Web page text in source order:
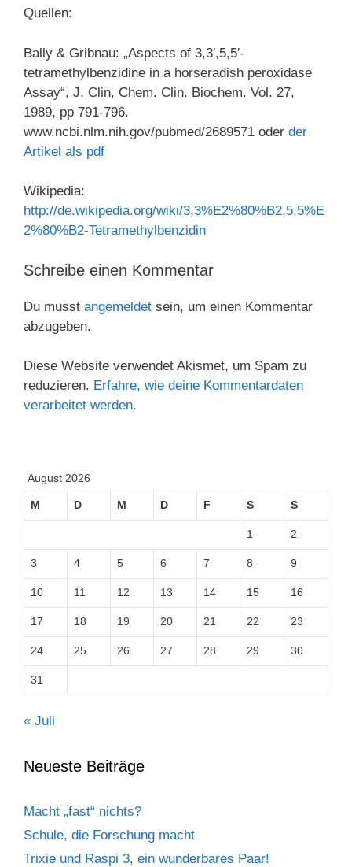
Quellen:
Bally & Gribnau: „Aspects of 3,3′,5,5′-
tetramethylbenzidine in a horseradish peroxidase
Assay“, J. Clin, Chem. Clin. Biochem. Vol. 27,
1989, pp 791-796.
www.ncbi.nlm.nih.gov/pubmed/2689571 oder der
Artikel als pdf
Wikipedia:
http://de.wikipedia.org/wiki/3,3%E2%80%B2,5,5%E
2%80%B2-Tetramethylbenzidin
Schreibe einen Kommentar
Du musst angemeldet sein, um einen Kommentar
abzugeben.
Diese Website verwendet Akismet, um Spam zu
reduzieren. Erfahre, wie deine Kommentardaten
verarbeitet werden.
August 2026
M D M D F S S
1 2
3 4 5 6 7 8 9
10 11 12 13 14 15 16
17 18 19 20 21 22 23
24 25 26 27 28 29 30
31
« Juli
Neueste Beiträge
Macht „fast“ nichts?
Schule, die Forschung macht
Trixie und Raspi 3, ein wunderbares Paar!